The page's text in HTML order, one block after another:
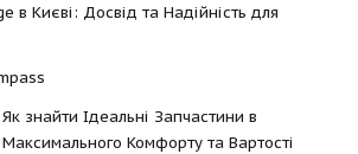
в Києві: Досвід та Надійність для
знайти Ідеальні Запчастини в
Максимального Комфорту та Вартості